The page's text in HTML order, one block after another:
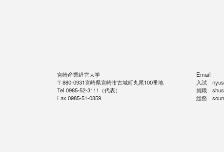
宮崎産業経営大学
〒880-0931宮崎県宮崎市古城町丸尾100番地
Tel 0985-52-3111（代表）
Fax 0985-51-0859
Email
入試
就職
総務